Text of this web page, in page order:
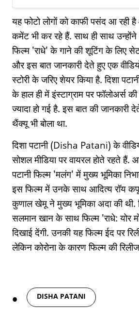
यह फोटो लोगों को काफी पसंद आ
कमेंट भी कर रहे हैं. साथ ही साथ
फिल्म 'राधे' के गाने की शूटिंग के लिए
और इस बात जानकारी देते हुए एक
स्टोरी के जरिए शेयर किया है. दिशा
के हाल ही में इंस्टाग्राम पर फॉलोअर्स
ज्यादा हो गई है. इस बात की
थैंक्यू भी बोला था.
दिशा पटानी (Disha Patani) के
सोशल मीडिया पर वायरल होते रहते हैं.
पटानी फिल्म 'मलंग' में मुख्य भूमिका
इस फिल्म में उनके साथ आदित्य रॉय
कुणाल खेमू ने मुख्य भूमिका अदा की थी.
सलमान खान के साथ फिल्म 'राधे: योर
दिखाई देंगी. उनकी यह फिल्म ईद पर
लेकिन कोरोना के कारण फिल्म की
DISHA PATANI